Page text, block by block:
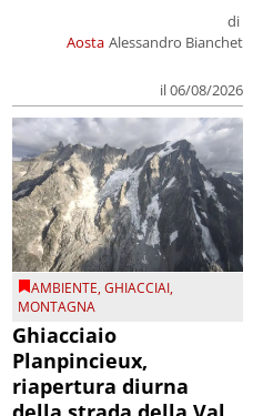
Aosta
di
Alessandro Bianchet
il 06/08/2026
AMBIENTE,GHIACCIAI,
MONTAGNA
Ghiacciaio
Planpincieux,
riapertura diurna